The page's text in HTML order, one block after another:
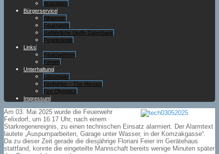
Aktivitäten
Bürgerservice
Allgemein
Feuerwehr
Gefährliche Stoffe Datenbank
Pegelstände
Links
Feuerwehren
Firmen
Unterhaltung
Löschspiel
Firefighter – The Mission
Fire Olympics
Impressum
Am 03. Mai 2025 wurde die Feuerwehr
Felixdorf, um 16:17 Uhr, nach einem
Starkregenereignis, zu einen technischen Einsatz alarmiert. Der Alarmtext
lautete „Auspumparbeiten, Garage unter Wasser, in der Komzakgasse“.
Da zu dieser Zeit gerade die diesjährige Floriani Feier im Gerätehaus
stattfand, konnte die eingeteilte Mannschaft bereits wenige Minuten später